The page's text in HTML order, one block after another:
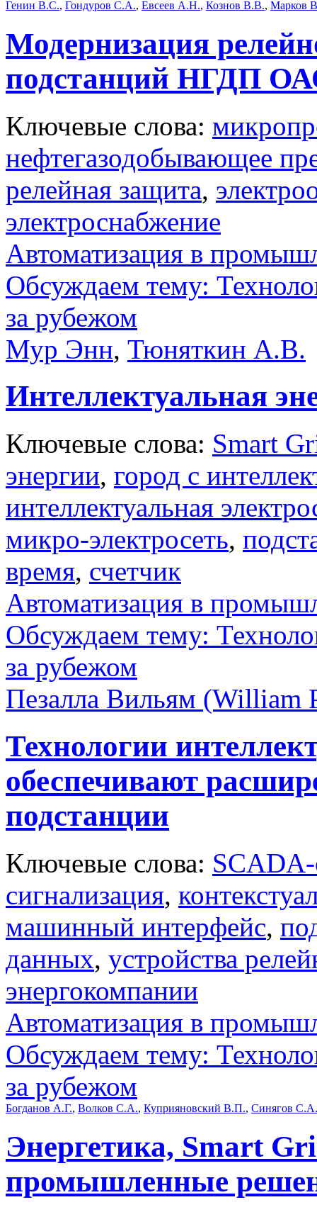
Генин В.С., Гондуров С.А., Евсеев А.Н., Кознов В.В., Марков
Модернизация
подстанций НГДП
Ключевые слова:
нефтегазодобывающее
релейная защита,
электроснабжение
Автоматизация в
Обсуждаем тему:
за рубежом
Мур Энн, Тюняткин А.В.
Интеллектуальная
Ключевые слова: Smart
энергии, город с
интеллектуальная
микро-электросеть,
время, счетчик
Автоматизация в
Обсуждаем тему:
за рубежом
Пезалла Вильям (William
Технологии
обеспечивают
подстанции
Ключевые слова: SCADA-
сигнализация,
машинный интерфейс,
данных, устройства
энергокомпании
Автоматизация в
Обсуждаем тему:
за рубежом
Богданов А.Г., Волков С.А., Куприяновский В.П., Синягов С.А.
Энергетика, Smart
промышленные